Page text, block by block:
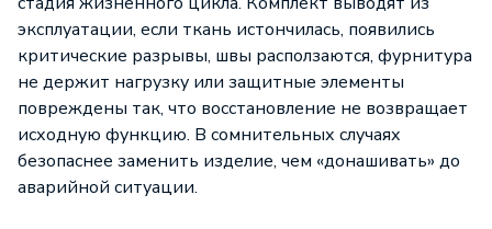
эксплуатации, если ткань истончилась, появились
критические разрывы, швы расползаются, фурнитура
не держит нагрузку или защитные элементы
повреждены так, что восстановление не возвращает
исходную функцию. В сомнительных случаях
безопаснее заменить изделие, чем «донашивать» до
аварийной ситуации.